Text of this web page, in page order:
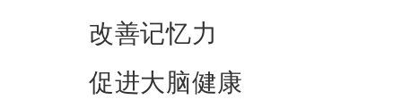
改善记忆力
促进大脑健康